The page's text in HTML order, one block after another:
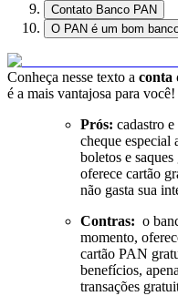
Contato Banco PAN
O PAN é um bom
Conheça nesse texto a conta
é a mais vantajosa para você!
Prós: cadastro
cheque
boletos e
oferece cartão
não gasta sua
Contras: o
momento,
cartão PAN
benefícios,
transações